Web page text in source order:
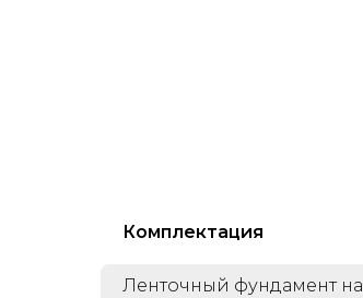
Комплектация
Ленточный фундамент на